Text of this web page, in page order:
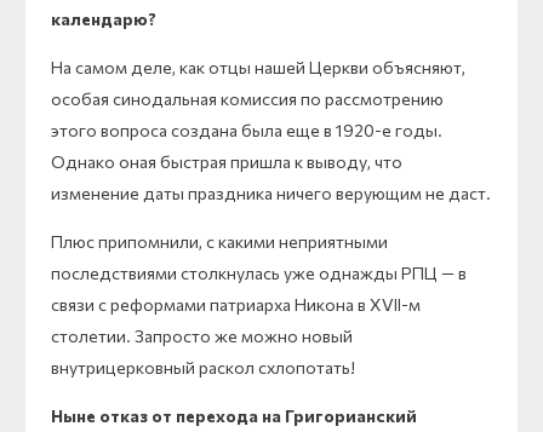
календарю?
На самом деле, как отцы нашей Церкви объясняют,
особая синодальная комиссия по рассмотрению
этого вопроса создана была еще в 1920-е годы.
Однако оная быстрая пришла к выводу, что
изменение даты праздника ничего верующим не даст.
Плюс припомнили, с какими неприятными
последствиями столкнулась уже однажды РПЦ — в
связи с реформами патриарха Никона в XVII-м
столетии. Запросто же можно новый
внутрицерковный раскол схлопотать!
Ныне отказ от перехода на Григорианский